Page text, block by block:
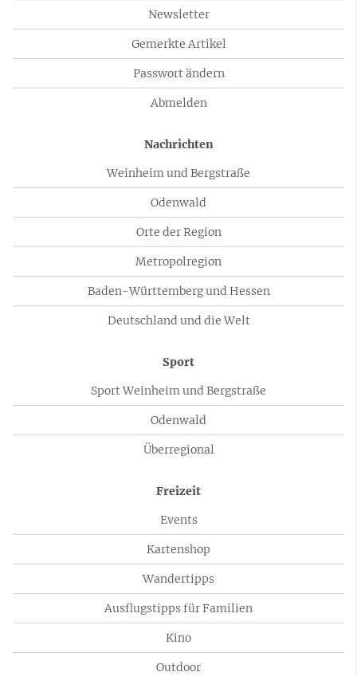
Newsletter
Gemerkte Artikel
Passwort ändern
Abmelden
Nachrichten
Weinheim und Bergstraße
Odenwald
Orte der Region
Metropolregion
Baden-Württemberg und Hessen
Deutschland und die Welt
Sport
Sport Weinheim und Bergstraße
Odenwald
Überregional
Freizeit
Events
Kartenshop
Wandertipps
Ausflugstipps für Familien
Kino
Outdoor